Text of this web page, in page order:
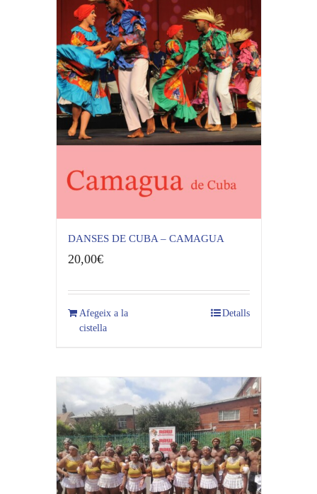
DANSES DE CUBA – CAMAGUA
20,00€
Afegeix a la
cistella
Detalls